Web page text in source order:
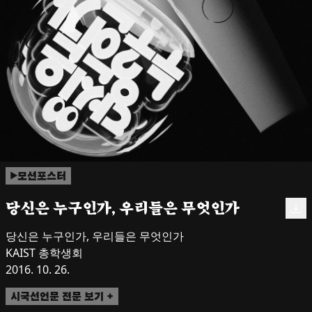
모션포스터
당신은 누구인가, 우리들은 무엇인가
당신은 누구인가, 우리들은 무엇인가
KAIST 총학생회
2016. 10. 26.
시국선언문 전문 보기 +